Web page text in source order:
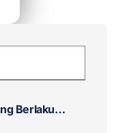
Berlaku